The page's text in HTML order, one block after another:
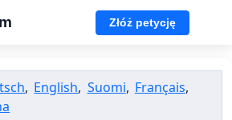
Złóż petycję
, English, Suomi, Français,